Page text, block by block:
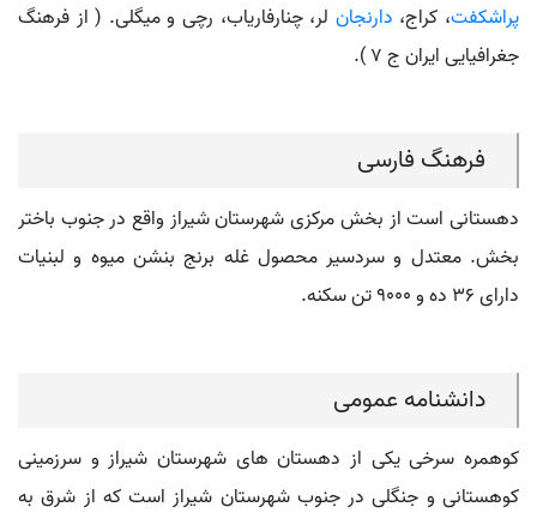
پراشکفت، کراج، دارنجان لر، چنارفاریاب، رچی و میگلی. ( از فرهنگ
جغرافیایی ایران ج 7 ).
فرهنگ فارسی
دهستانی است از بخش مرکزی شهرستان شیراز واقع در جنوب باختر
بخش. معتدل و سردسیر محصول غله برنج بنشن میوه و لبنیات
دارای ۳۶ ده و ۹٠٠٠ تن سکنه.
دانشنامه عمومی
کوهمره سرخی یکی از دهستان های شهرستان شیراز و سرزمینی
کوهستانی و جنگلی در جنوب شهرستان شیراز است که از شرق به